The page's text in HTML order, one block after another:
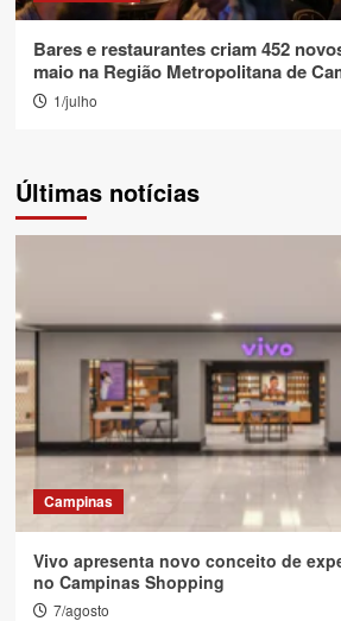
Bares e restaurantes criam 452
maio na Região Metropolitana de
1/julho
Últimas notícias
Campinas
Vivo apresenta novo conceito de
no Campinas Shopping
7/agosto